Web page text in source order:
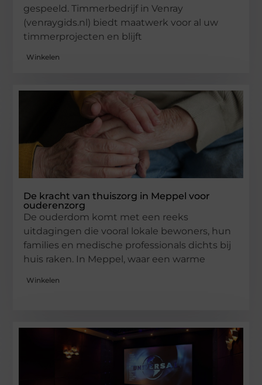
gespeeld. Timmerbedrijf in Venray
(venraygids.nl) biedt maatwerk voor al uw
timmerprojecten en blijft
Winkelen
De kracht van thuiszorg in Meppel voor
ouderenzorg
De ouderdom komt met een reeks
uitdagingen die vooral lokale bewoners, hun
families en medische professionals dichts bij
huis raken. In Meppel, waar een warme
Winkelen